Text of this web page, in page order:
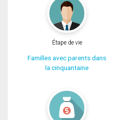
Étape de vie
Familles avec parents dans
la cinquantaine